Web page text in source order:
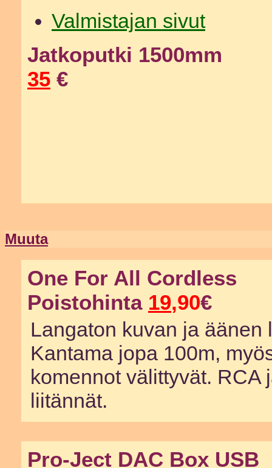
Valmistajan sivut
Jatkoputki 1500mm
35 €
Muuta
One For All Cordless
Poistohinta 19,90€
Langaton kuvan ja äänen
Kantama jopa 100m,
komennot välittyvät. RCA
liitännät.
Pro-Ject DAC Box USB